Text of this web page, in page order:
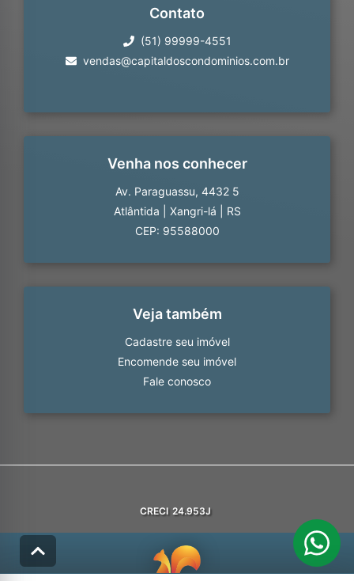
Contato
(51) 99999-4551
vendas@capitaldoscondominios.com.br
Venha nos conhecer
Av. Paraguassu, 4432 5
Atlântida
Xangri-lá
RS
CEP: 95588000
Veja também
Cadastre seu imóvel
Encomende seu imóvel
Fale conosco
CRECI 24.953J